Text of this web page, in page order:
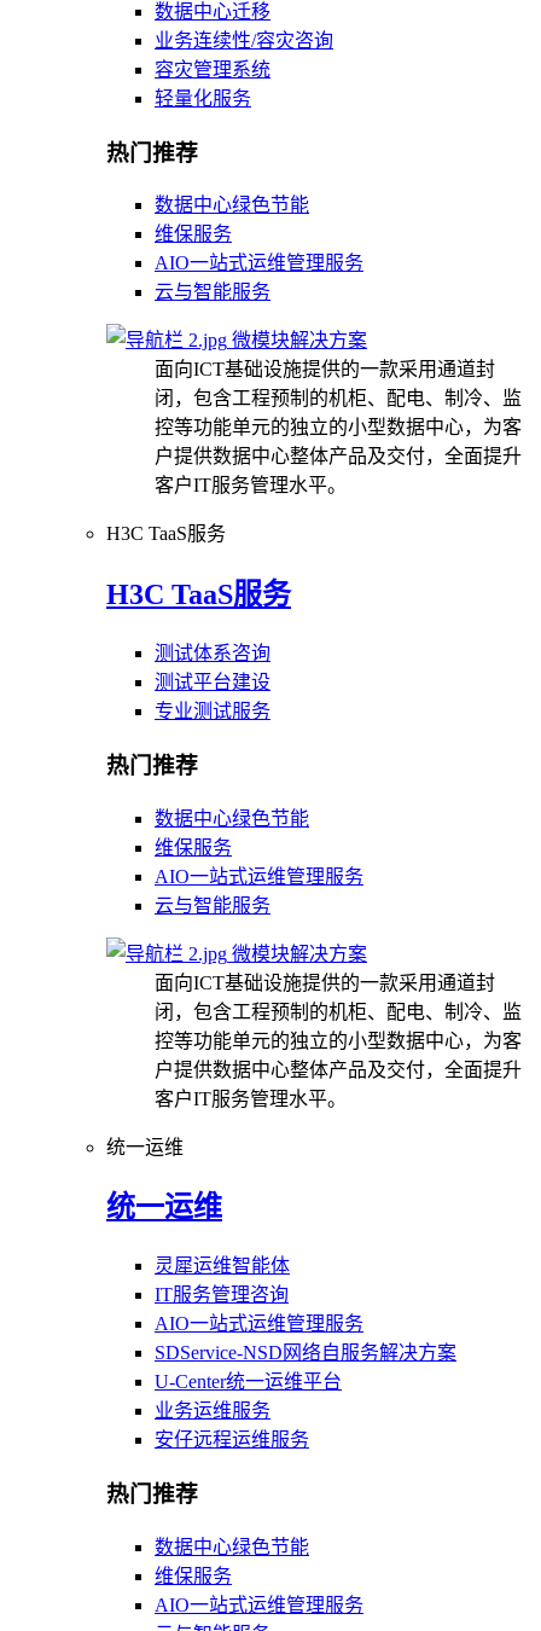
数据中心迁移
业务连续性/容灾咨询
容灾管理系统
轻量化服务
热门推荐
数据中心绿色节能
维保服务
AIO一站式运维管理服务
云与智能服务
微模块解决方案
面向ICT基础设施提供的一款采用通道封
闭，包含工程预制的机柜、配电、制冷、监
控等功能单元的独立的小型数据中心，为客
户提供数据中心整体产品及交付，全面提升
客户IT服务管理水平。
H3C TaaS服务
H3C TaaS服务
测试体系咨询
测试平台建设
专业测试服务
热门推荐
数据中心绿色节能
维保服务
AIO一站式运维管理服务
云与智能服务
微模块解决方案
面向ICT基础设施提供的一款采用通道封
闭，包含工程预制的机柜、配电、制冷、监
控等功能单元的独立的小型数据中心，为客
户提供数据中心整体产品及交付，全面提升
客户IT服务管理水平。
统一运维
统一运维
灵犀运维智能体
IT服务管理咨询
AIO一站式运维管理服务
SDService-NSD网络自服务解决方案
U-Center统一运维平台
业务运维服务
安仔远程运维服务
热门推荐
数据中心绿色节能
维保服务
AIO一站式运维管理服务